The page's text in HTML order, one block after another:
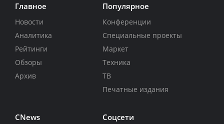
Главное
Новости
Аналитика
Рейтинги
Обзоры
Архив
Популярное
Конференции
Специальные проекты
Маркет
Техника
ТВ
Печатные издания
CNews Соцсети